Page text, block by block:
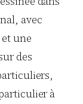
avec
une
des
à